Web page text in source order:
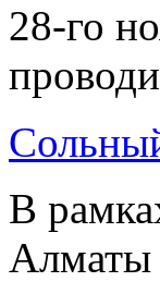
28-го
В
Алматы